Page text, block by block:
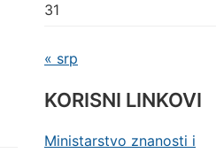
31
« srp
KORISNI LINKOVI
Ministarstvo znanosti i